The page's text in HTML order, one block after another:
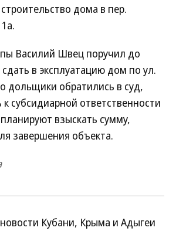
дома в пер.
Василий Швец поручил до
в эксплуатацию дом по ул.
дольщики обратились в суд,
субсидиарной ответственности
взыскать сумму,
завершения объекта.
Кубани, Крыма и Адыгеи